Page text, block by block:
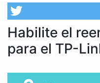
Habilite el
para el TP-